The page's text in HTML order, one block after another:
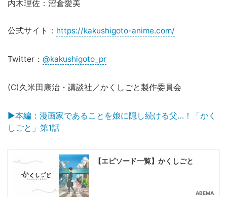
内木理佐：沼倉愛美
公式サイト： https://kakushigoto-anime.com/
Twitter： @kakushigoto_pr
(C)久米田康治・講談社／かくしごと製作委員会
▶本編：漫画家であることを娘に隠し続ける父…！「かく
しごと」第1話
【エピソード一覧】かくしごと
ABEMA